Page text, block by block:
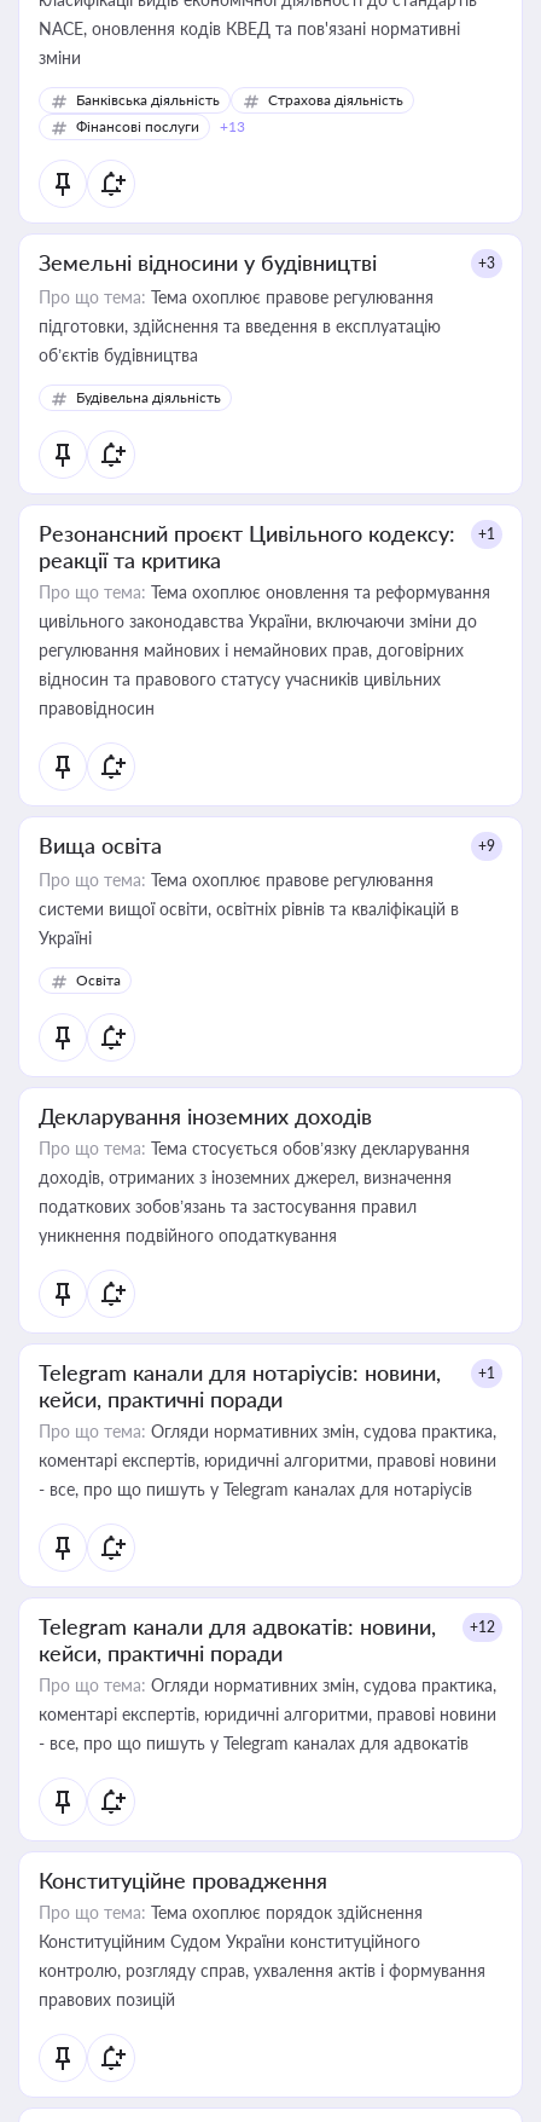
NACE, оновлення кодів КВЕД та пов'язані нормативні
зміни
Банківська діяльність
Страхова діяльність
Фінансові послуги
+13
Земельні відносини у будівництві +3
Про що тема: Тема охоплює правове регулювання
підготовки, здійснення та введення в експлуатацію
об’єктів будівництва
Будівельна діяльність
Резонансний проєкт Цивільного кодексу:
реакції та критика
+1
Про що тема: Тема охоплює оновлення та реформування
цивільного законодавства України, включаючи зміни до
регулювання майнових і немайнових прав, договірних
відносин та правового статусу учасників цивільних
правовідносин
Вища освіта +9
Про що тема: Тема охоплює правове регулювання
системи вищої освіти, освітніх рівнів та кваліфікацій в
Україні
Освіта
Декларування іноземних доходів
Про що тема: Тема стосується обов’язку декларування
доходів, отриманих з іноземних джерел, визначення
податкових зобов’язань та застосування правил
уникнення подвійного оподаткування
Telegram канали для нотаріусів: новини,
кейси, практичні поради
+1
Про що тема: Огляди нормативних змін, судова практика,
коментарі експертів, юридичні алгоритми, правові новини
- все, про що пишуть у Telegram каналах для нотаріусів
Telegram канали для адвокатів: новини,
кейси, практичні поради
+12
Про що тема: Огляди нормативних змін, судова практика,
коментарі експертів, юридичні алгоритми, правові новини
- все, про що пишуть у Telegram каналах для адвокатів
Конституційне провадження
Про що тема: Тема охоплює порядок здійснення
Конституційним Судом України конституційного
контролю, розгляду справ, ухвалення актів і формування
правових позицій